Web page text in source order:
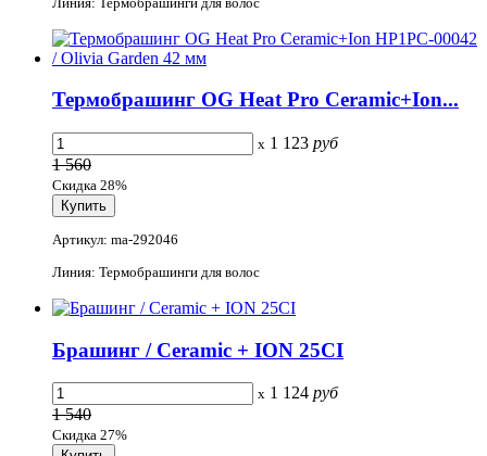
Термобрашинг OG Heat Pro Ceramic+Ion...
x 1 123 руб
1 560
Скидка 28%
Артикул: ma-292046
Линия: Термобрашинги для волос
Брашинг / Ceramic + ION 25CI
x 1 124 руб
1 540
Скидка 27%